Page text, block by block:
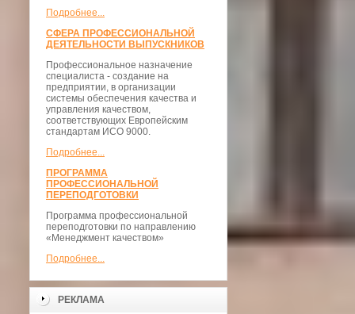
Подробнее...
СФЕРА ПРОФЕССИОНАЛЬНОЙ
ДЕЯТЕЛЬНОСТИ ВЫПУСКНИКОВ
Профессиональное назначение
специалиста - создание на
предприятии, в организации
системы обеспечения качества и
управления качеством,
соответствующих Европейским
стандартам ИСО 9000.
Подробнее...
ПРОГРАММА
ПРОФЕССИОНАЛЬНОЙ
ПЕРЕПОДГОТОВКИ
Программа профессиональной
переподготовки по направлению
«Менеджмент качеством»
Подробнее...
РЕКЛАМА